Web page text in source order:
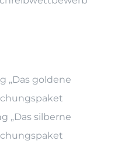
„Das goldene
„Das silberne